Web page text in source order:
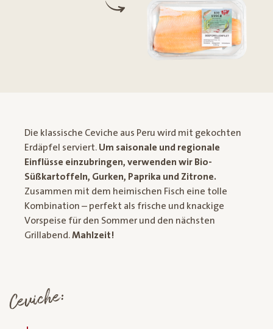
Die klassische Ceviche aus Peru wird mit gekochten
Erdäpfel serviert. Um saisonale und regionale
Einflüsse einzubringen, verwenden wir Bio-
Süßkartoffeln, Gurken, Paprika und Zitrone.
Zusammen mit dem heimischen Fisch eine tolle
Kombination – perfekt als frische und knackige
Vorspeise für den Sommer und den nächsten
Grillabend.Mahlzeit!
Ceviche: